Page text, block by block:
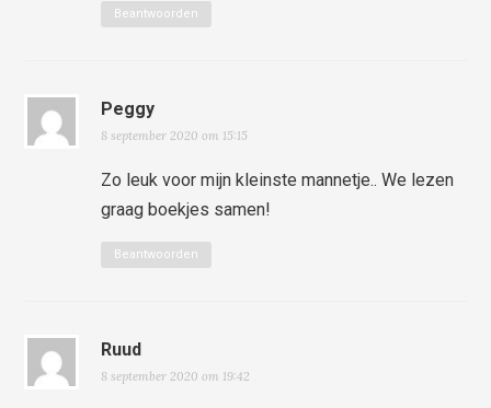
Beantwoorden
Peggy
8 september 2020 om 15:15
Zo leuk voor mijn kleinste mannetje.. We lezen
graag boekjes samen!
Beantwoorden
Ruud
8 september 2020 om 19:42